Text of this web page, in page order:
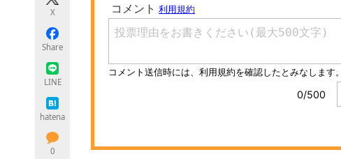
X
Share
LINE
hatena
0